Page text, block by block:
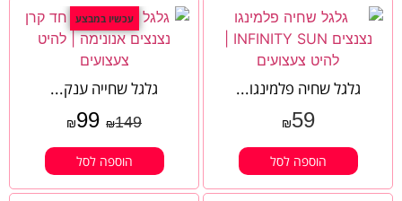
גלגל שחיה פלמינגו...
₪59
הוספה לסל
עכשיו במבצע
גלגל שחייה ענק...
₪149
₪99
הוספה לסל